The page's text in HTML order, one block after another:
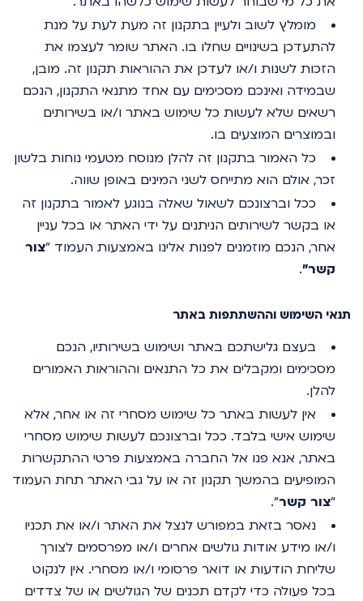
מומלץ לשוב ולעיין בתקנון זה מעת לעת על מנת
להתעדכן בשינויים שחלו בו. האתר שומר לעצמו את
הזכות לשנות ו/או לעדכן את ההוראות תקנון זה. מובן,
שבמידה ואינכם מסכימים עם אחד מתנאי התקנון, הנכם
רשאים שלא לעשות כל שימוש באתר ו/או בשירותים
ובמוצרים המוצעים בו.
כל האמור בתקנון זה להלן מנוסח מטעמי נוחות בלשון
זכר, אולם הוא מתייחס לשני המינים באופן שווה.
ככל וברצונכם לשאול שאלה בנוגע לאמור בתקנון זה
או בקשר לשירותים הניתנים על ידי האתר או בכל עניין
אחר, הנכם מוזמנים לפנות אלינו באמצעות העמוד "צור
קשר".
תנאי השימוש וההשתתפות באתר
בעצם גלישתכם באתר ושימוש בשירותיו, הנכם
מסכימים ומקבלים את כל התנאים וההוראות האמורים
להלן.
אין לעשות באתר כל שימוש מסחרי זה או אחר, אלא
שימוש אישי בלבד. ככל וברצונכם לעשות שימוש מסחרי
באתר, אנא פנו אל החברה באמצעות פרטי ההתקשרות
המופיעים בהמשך תקנון זה או על גבי האתר תחת העמוד
"צור קשר".
נאסר בזאת במפורש לנצל את האתר ו/או את תכניו
ו/או מידע אודות גולשים אחרים ו/או מפרסמים לצורך
שליחת הודעות או דואר פרסומי ו/או מסחרי. אין לנקוט
בכל פעולה כדי לקדם תכנים של הגולשים או של צדדים